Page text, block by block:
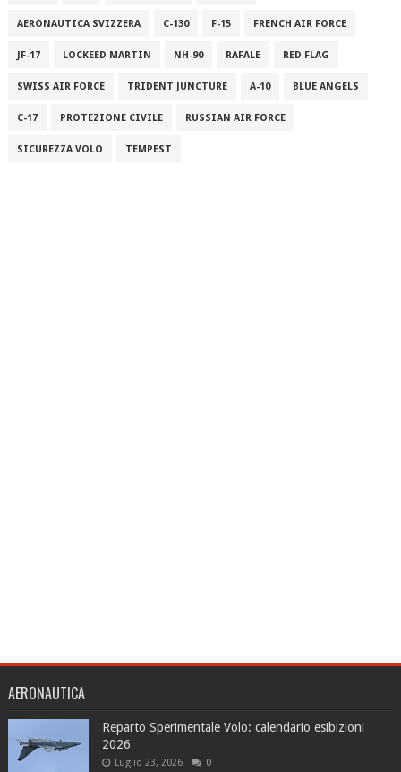
AERONAUTICA SVIZZERA C-130 F-15 FRENCH AIR FORCE
JF-17 LOCKEED MARTIN NH-90 RAFALE RED FLAG
SWISS AIR FORCE TRIDENT JUNCTURE A-10 BLUE ANGELS
C-17 PROTEZIONE CIVILE RUSSIAN AIR FORCE
SICUREZZA VOLO TEMPEST
AERONAUTICA
Reparto Sperimentale Volo: calendario esibizioni
2026
Luglio 23, 2026 0